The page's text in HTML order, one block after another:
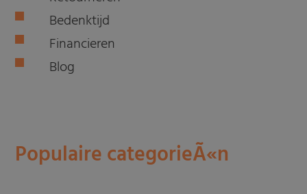
Bedenktijd
Financieren
Blog
Populaire categorieÃ«n